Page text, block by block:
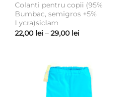
Colanti pentru copii (95%
Bumbac, semigros +5%
Lycra)siclam
22,00 lei – 29,00 lei
la
29,00 lei